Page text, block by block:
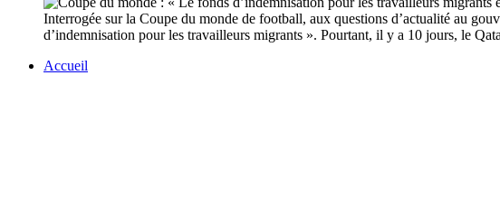
Interrogée sur la Coupe du monde de football, aux questions d’actualité au
d’indemnisation pour les travailleurs migrants ». Pourtant, il y a 10 jours, le
Accueil